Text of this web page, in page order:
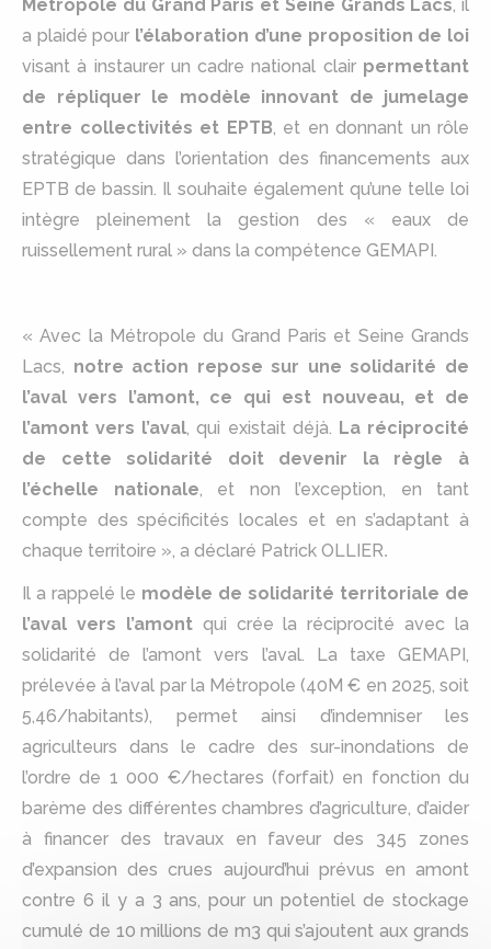
Métropole du Grand Paris et Seine Grands Lacs, il
a plaidé pour l’élaboration d’une proposition de loi
visant à instaurer un cadre national clair permettant
de répliquer le modèle innovant de jumelage
entre collectivités et EPTB, et en donnant un rôle
stratégique dans l’orientation des financements aux
EPTB de bassin. Il souhaite également qu’une telle loi
intègre pleinement la gestion des « eaux de
ruissellement rural » dans la compétence GEMAPI.
« Avec la Métropole du Grand Paris et Seine Grands
Lacs, notre action repose sur une solidarité de
l’aval vers l’amont, ce qui est nouveau, et de
l’amont vers l’aval, qui existait déjà. La réciprocité
de cette solidarité doit devenir la règle à
l’échelle nationale, et non l’exception, en tant
compte des spécificités locales et en s’adaptant à
chaque territoire », a déclaré Patrick OLLIER.
Il a rappelé le modèle de solidarité territoriale de
l’aval vers l’amontqui crée la réciprocité avec la
solidarité de l’amont vers l’aval. La taxe GEMAPI,
prélevée à l’aval par la Métropole (40M € en 2025, soit
5,46/habitants), permet ainsi d’indemniser les
agriculteurs dans le cadre des sur-inondations de
l’ordre de 1 000 €/hectares (forfait) en fonction du
barème des différentes chambres d’agriculture, d’aider
à financer des travaux en faveur des 345 zones
d’expansion des crues aujourd’hui prévus en amont
contre 6 il y a 3 ans, pour un potentiel de stockage
cumulé de 10 millions de m3 qui s’ajoutent aux grands